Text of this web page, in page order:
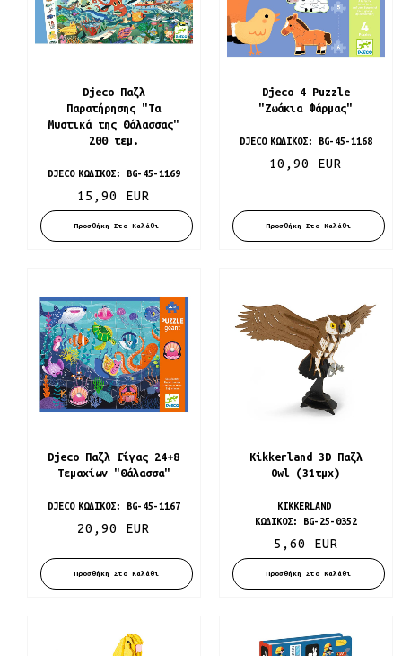
DJECO ΚΩΔΙΚΌΣ: BG-45-1169
Djeco Παζλ
Παρατήρησης "Τα
Μυστικά της Θάλασσας"
200 τεμ.
15,90 EUR
Προσθήκη Στο Καλάθι
DJECO ΚΩΔΙΚΌΣ: BG-45-1168
Djeco 4 Puzzle
"Ζωάκια Φάρμας"
10,90 EUR
Προσθήκη Στο Καλάθι
DJECO ΚΩΔΙΚΌΣ: BG-45-1167
Djeco Παζλ Γίγας 24+8
Τεμαχίων "Θάλασσα"
20,90 EUR
Προσθήκη Στο Καλάθι
KIKKERLAND
ΚΩΔΙΚΌΣ:
BG-25-0352
Kikkerland 3D Παζλ
Owl (31τμχ)
5,60 EUR
Προσθήκη Στο Καλάθι